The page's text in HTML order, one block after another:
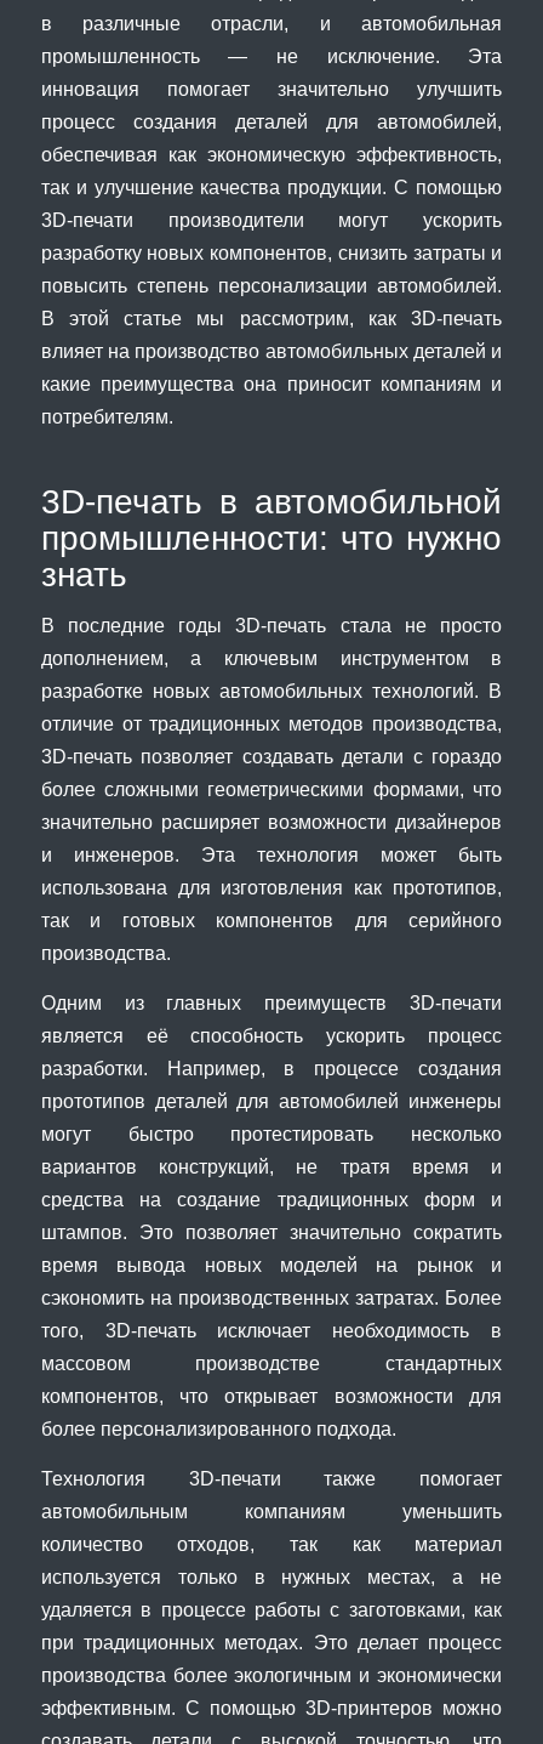
в различные отрасли, и автомобильная
промышленность — не исключение. Эта
инновация помогает значительно улучшить
процесс создания деталей для автомобилей,
обеспечивая как экономическую эффективность,
так и улучшение качества продукции. С помощью
3D-печати производители могут ускорить
разработку новых компонентов, снизить затраты и
повысить степень персонализации автомобилей.
В этой статье мы рассмотрим, как 3D-печать
влияет на производство автомобильных деталей и
какие преимущества она приносит компаниям и
потребителям.
3D-печать в автомобильной
промышленности: что нужно
знать
В последние годы 3D-печать стала не просто
дополнением, а ключевым инструментом в
разработке новых автомобильных технологий. В
отличие от традиционных методов производства,
3D-печать позволяет создавать детали с гораздо
более сложными геометрическими формами, что
значительно расширяет возможности дизайнеров
и инженеров. Эта технология может быть
использована для изготовления как прототипов,
так и готовых компонентов для серийного
производства.
Одним из главных преимуществ 3D-печати
является её способность ускорить процесс
разработки. Например, в процессе создания
прототипов деталей для автомобилей инженеры
могут быстро протестировать несколько
вариантов конструкций, не тратя время и
средства на создание традиционных форм и
штампов. Это позволяет значительно сократить
время вывода новых моделей на рынок и
сэкономить на производственных затратах. Более
того, 3D-печать исключает необходимость в
массовом производстве стандартных
компонентов, что открывает возможности для
более персонализированного подхода.
Технология 3D-печати также помогает
автомобильным компаниям уменьшить
количество отходов, так как материал
используется только в нужных местах, а не
удаляется в процессе работы с заготовками, как
при традиционных методах. Это делает процесс
производства более экологичным и экономически
эффективным. С помощью 3D-принтеров можно